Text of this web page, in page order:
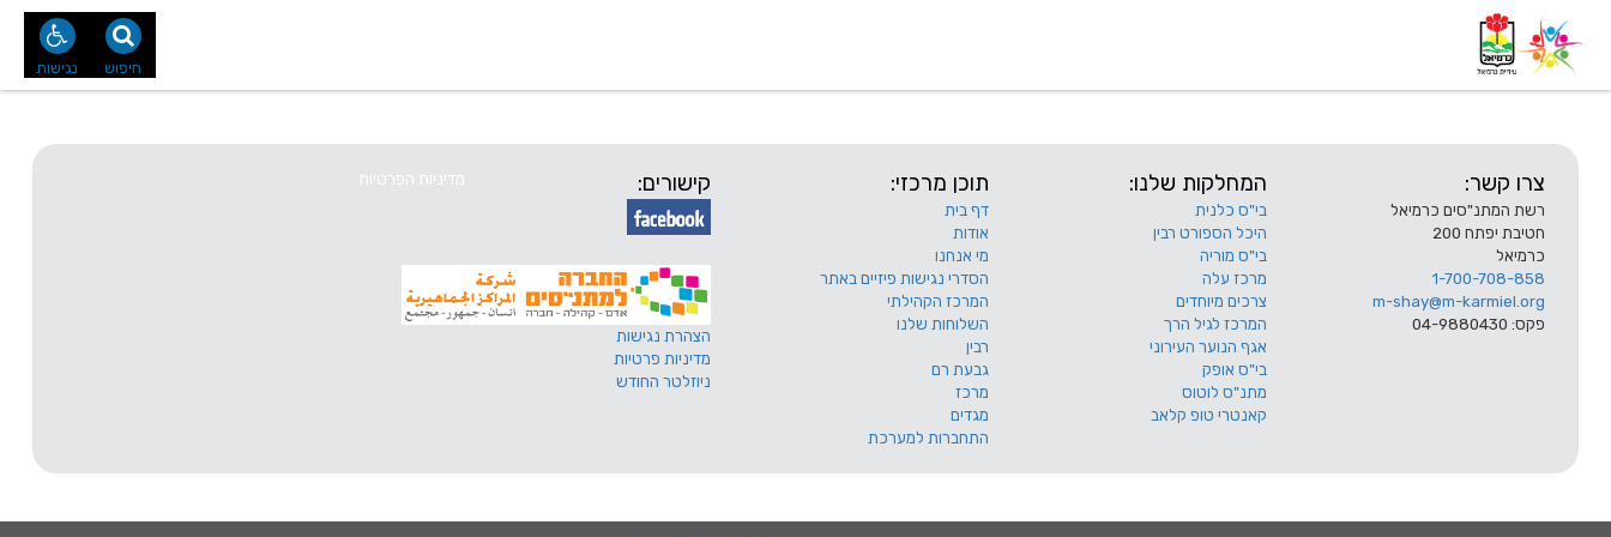
נגישות חיפוש
צרו קשר:
רשת המתנ"סים כרמיאל
חטיבת יפתח 200
כרמיאל
1-700-708-858
m-shay@m-karmiel.org
פקס: 04-9880430
המחלקות שלנו:
בי"ס כלנית
היכל הספורט רבין
בי"ס מוריה
מרכז עלה
צרכים מיוחדים
המרכז לגיל הרך
אגף הנוער העירוני
בי"ס אופק
מתנ"ס לוטוס
קאנטרי טופ קלאב
תוכן מרכזי:
דף בית
אודות
מי אנחנו
הסדרי נגישות פיזיים באתר
המרכז הקהילתי
השלוחות שלנו
רבין
גבעת רם
מרכז
מגדים
התחברות למערכת
קישורים:
הצהרת נגישות
מדיניות פרטיות
ניוזלטר החודש
מדיניות הפרטיות